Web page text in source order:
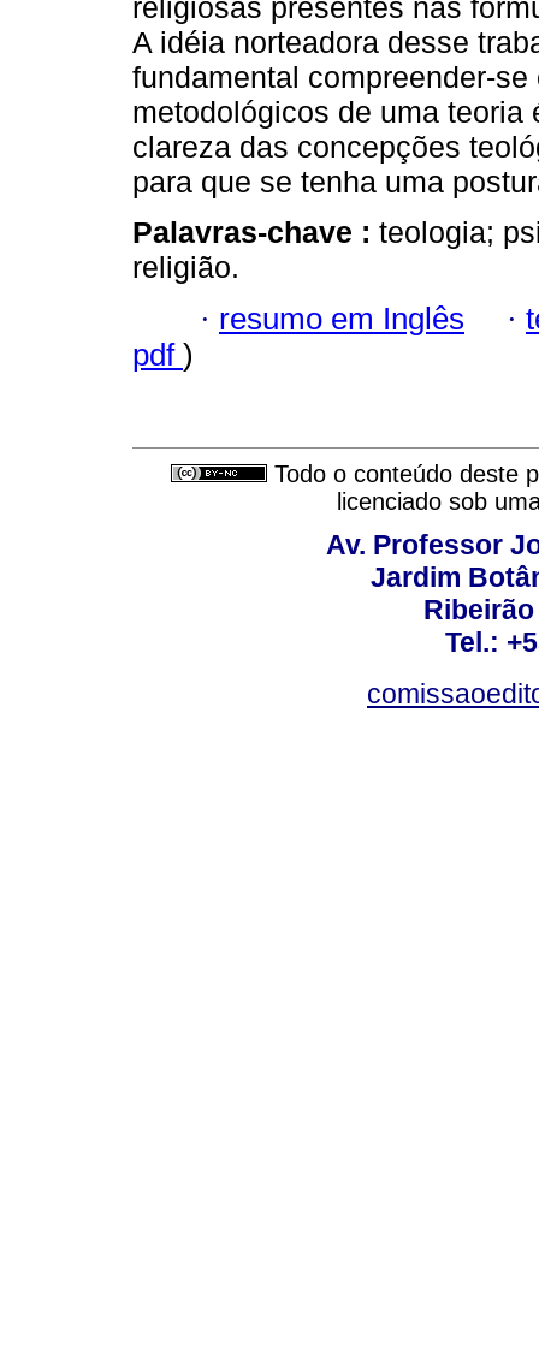
religiosas presentes nas
A idéia norteadora desse
fundamental compreender-
metodológicos de uma teoria
clareza das concepções
para que se tenha uma
Palavras-chave : teologia;
religião.
· resumo em Inglês ·
pdf )
Todo o conteúdo deste
licenciado sob
Av. Professor
Jardim
Tel.: